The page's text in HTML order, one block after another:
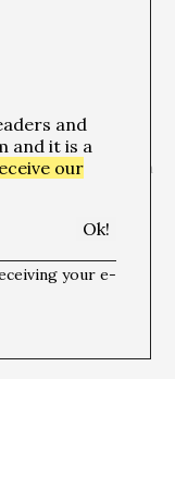
curator who
activities such
from the field of
know how to play
does not master
for him that his
in the format
of artists.
and
and it is a
our
your e-